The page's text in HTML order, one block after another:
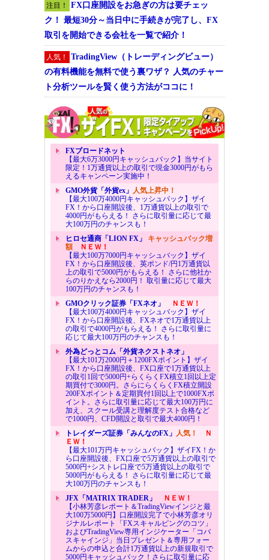
注目！
FX口座開設をお急ぎの方は要チェッ
ク！ 最短30分～当日中に手続きが完了し、FX
取引を開始できる会社を一覧で紹介！
人気！
TradingView（トレーディングビュー）
の有料機能を無料で使う裏ワザ？ 人気のチャー
ト分析ツールを賢く使う方法がココに！
FXブロードネット
【最大6万3000円キャッシュバック】当サイト
限定！1万通貨以上の取引で現金3000円がもら
えるキャンペーン実施中！
GMO外貨「外貨ex」 人気上昇中！
【最大100万4000円キャッシュバック】ザイ
FX！から口座開設後、1万通貨以上の取引で
4000円がもらえる！ さらに取引量に応じて最
大100万円のチャンスも！
ヒロセ通商「LION FX」 キャッシュバック増
額ＮＥＷ！
【最大100万7000円キャッシュバック】ザイ
FX！から口座開設後、英ポンド/円1万通貨以
上の取引で5000円がもらえる！ さらに他社か
らのりかえなら2000円！ 取引量に応じて最大
100万円のチャンスも！
GMOクリック証券「FXネオ」
ＮＥＷ！
【最大100万4000円キャッシュバック】ザイ
FX！から口座開設後、FXネオで1万通貨以上
の取引で4000円がもらえる！ さらに取引量に
応じて最大100万円のチャンスも！
外為どっとコム「外貨ネクストネオ」
【最大101万2000円＋1200FXポイント】ザイ
FX！から口座開設後、FX口座で1万通貨以上
の取引1回で5000円+らくらくFX積立1回以上定
期買付で3000円。さらにらくらくFX積立開設
200FXポイント＆定期買付1回以上で1000FXポ
イント。さらに取引量に応じて最大100万円に
加え、スクール受講と理解度テスト合格など
で1000円、CFD開設と取引で最大4000円！
トレイダーズ証券「みんなのFX」 人気！
Ｎ
ＥＷ！
【最大101万円キャッシュバック】ザイFX！か
ら口座開設後、FX口座で5万通貨以上の取引で
5000円+シストレ口座で5万通貨以上の取引で
5000円がもらえる！ さらに取引量に応じて最
大100万円のチャンスも！
JFX「MATRIX TRADER」
ＮＥＷ！
【小林芳彦レポート＆TradingViewインジと最
大100万5000円】口座開設完了で小林芳彦オリ
ジナルレポート「FXスキャルピングのコツ」
およびTradingView専用インジケーター「コバ
スキャインジ」当日プレゼント＆専用フォー
ムからの申込と合計1万通貨以上の新規取引で
5000円キャッシュバック！さらに取引量に応